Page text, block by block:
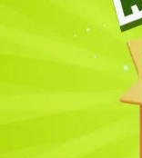
Caso o cão morda a
de troca, visto não
primeiros dias de
técnica entre em